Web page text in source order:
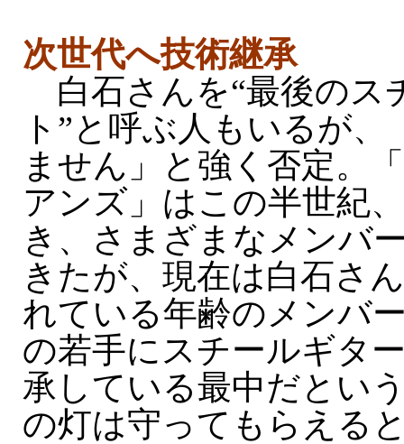
次世代へ技術継承
白石さんを“最後のス
ト”と呼ぶ人もいるが
ません」と強く否定。
アンズ」はこの半世紀
き、さまざまなメンバ
きたが、現在は白石さ
れている年齢のメンバ
の若手にスチールギタ
承している最中だとい
の灯は守ってもらえる